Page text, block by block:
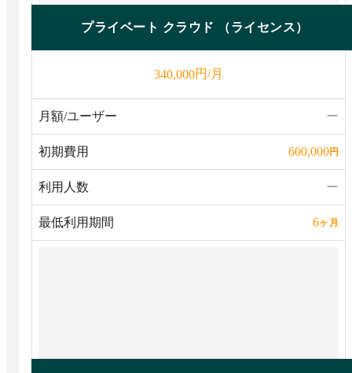
プライベート クラウド （ライセンス）
340,000円/月
月額/ユーザー ー
初期費用 600,000円
利用人数 ー
最低利用期間 6ヶ月